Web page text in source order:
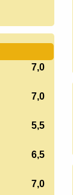
7,0
7,0
5,5
6,5
7,0